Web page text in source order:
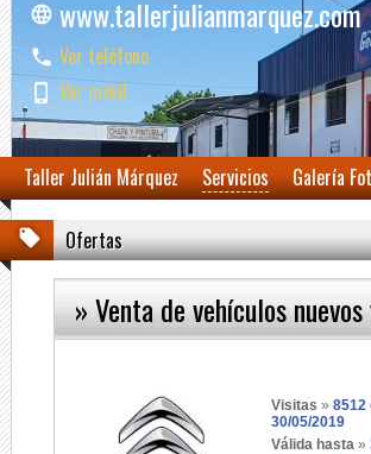
www.tallerjulianmarquez.com
Ver teléfono
Ver móvil
Taller Julián Márquez Servicios Galería
Ofertas
» Venta de vehículos
Visitas » 8512
30/05/2019
Válida hasta »